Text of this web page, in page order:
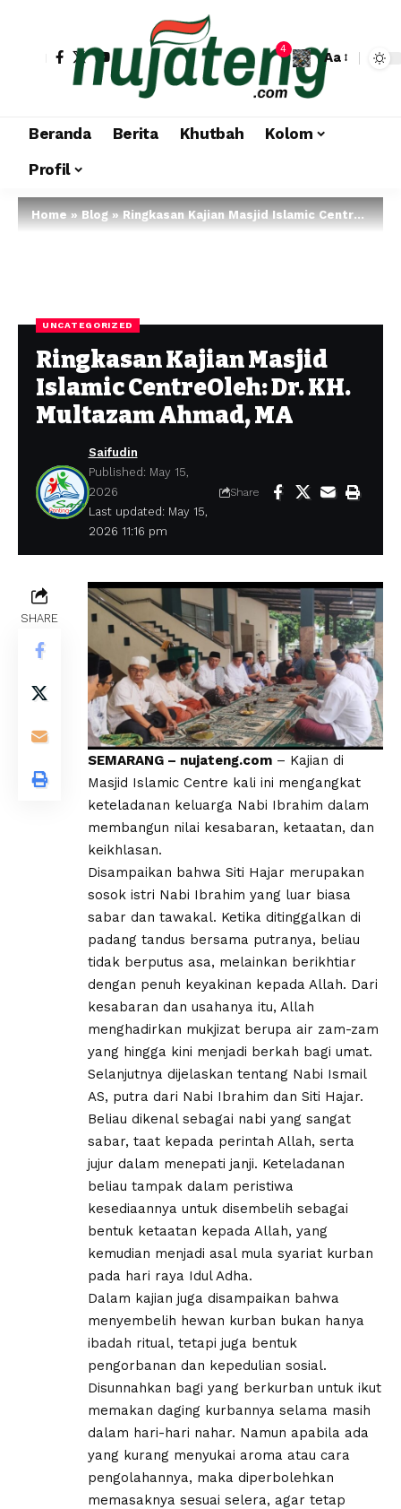
4
Aa
Beranda Berita Khutbah
Kolom
Profil
Home»Blog»Ringkasan Kajian Masjid Islamic CentreOleh: Dr. KH. Multazam Ahmad, MA
UNCATEGORIZED
Ringkasan Kajian Masjid
Islamic CentreOleh: Dr. KH.
Multazam Ahmad, MA
Last updated: May 15,
2026 11:16 pm
Saifudin
Published: May 15,
2026
Share
SHARE
SEMARANG – nujateng.com – Kajian di
Masjid Islamic Centre kali ini mengangkat
keteladanan keluarga Nabi Ibrahim dalam
membangun nilai kesabaran, ketaatan, dan
keikhlasan.
Disampaikan bahwa Siti Hajar merupakan
sosok istri Nabi Ibrahim yang luar biasa
sabar dan tawakal. Ketika ditinggalkan di
padang tandus bersama putranya, beliau
tidak berputus asa, melainkan berikhtiar
dengan penuh keyakinan kepada Allah. Dari
kesabaran dan usahanya itu, Allah
menghadirkan mukjizat berupa air zam-zam
yang hingga kini menjadi berkah bagi umat.
Selanjutnya dijelaskan tentang Nabi Ismail
AS, putra dari Nabi Ibrahim dan Siti Hajar.
Beliau dikenal sebagai nabi yang sangat
sabar, taat kepada perintah Allah, serta
jujur dalam menepati janji. Keteladanan
beliau tampak dalam peristiwa
kesediaannya untuk disembelih sebagai
bentuk ketaatan kepada Allah, yang
kemudian menjadi asal mula syariat kurban
pada hari raya Idul Adha.
Dalam kajian juga disampaikan bahwa
menyembelih hewan kurban bukan hanya
ibadah ritual, tetapi juga bentuk
pengorbanan dan kepedulian sosial.
Disunnahkan bagi yang berkurban untuk ikut
memakan daging kurbannya selama masih
dalam hari-hari nahar. Namun apabila ada
yang kurang menyukai aroma atau cara
pengolahannya, maka diperbolehkan
memasaknya sesuai selera, agar tetap